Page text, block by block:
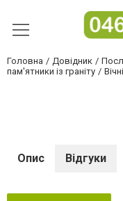
Головна Довідник
пам'ятники із граніту
Опис Відгуки